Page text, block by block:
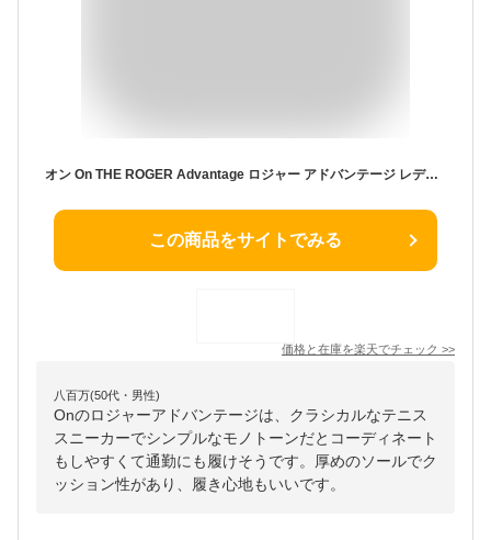
オン On THE ROGER Advantage ロジャー アドバンテージ レディース スニーカー カジュアル ローカット シューズ タウンユース オールシーズン 3WF30391043 3WF30391200 3WF30390990 3WF30395187
この商品をサイトでみる
価格と在庫を楽天でチェック >>
八百万(50代・男性)
Onのロジャーアドバンテージは、クラシカルなテニス
スニーカーでシンプルなモノトーンだとコーディネート
もしやすくて通勤にも履けそうです。厚めのソールでク
ッション性があり、履き心地もいいです。